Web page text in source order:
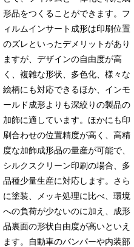
形品をつくることができます。フ
ィルムインサート成形は印刷位置
のズレといったデメリットがあり
ますが、デザインの自由度が高
く、複雑な形状、多色化、様々な
絵柄にも対応できるほか、インモ
ールド成形よりも深絞りの製品の
加飾に適しています。ほかにも印
刷合わせの位置精度が高く、高精
度な加飾成形品の量産が可能で、
シルクスクリーン印刷の場合、多
品種少量生産に対応します。さら
に塗装、メッキ処理に比べ、環境
への負荷が少ないのに加え、成形
品裏面の形状自由度が高いといえ
ます。自動車のバンパーや内装部